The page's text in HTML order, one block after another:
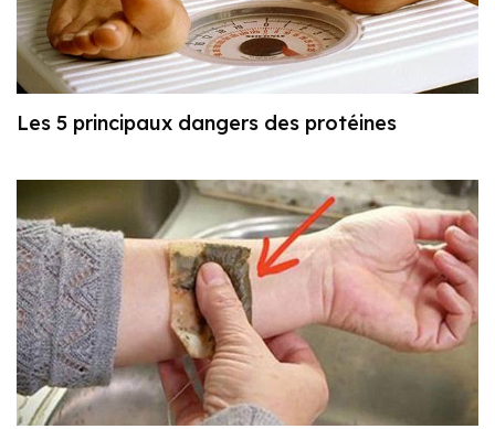
Les 5 principaux dangers des protéines